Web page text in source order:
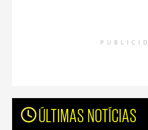
ÚLTIMAS NOTÍCIAS